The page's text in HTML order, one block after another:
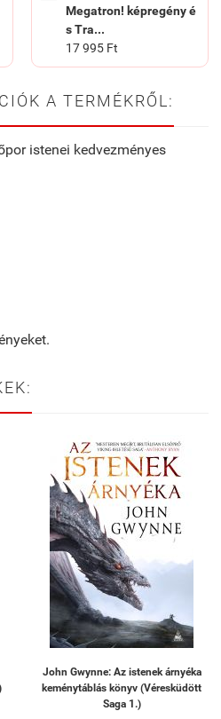
Megatron! képregény é
s Tra...
17 995 Ft
A TERMÉKRŐL:
istenei kedvezményes
John Gwynne: Az istenek árnyéka
keménytáblás könyv (Véresküdött
Saga 1.)